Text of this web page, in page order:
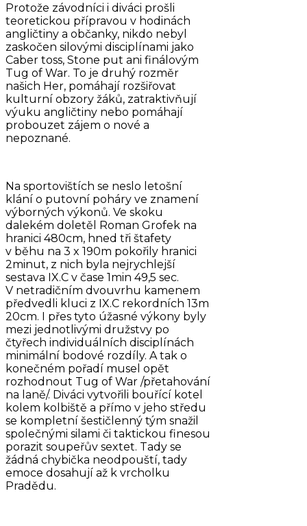
Protože závodníci i diváci prošli
teoretickou přípravou v hodinách
angličtiny a občanky, nikdo nebyl
zaskočen silovými disciplínami jako
Caber toss, Stone put ani finálovým
Tug of War. To je druhý rozměr
našich Her, pomáhají rozšiřovat
kulturní obzory žáků, zatraktivňují
výuku angličtiny nebo pomáhají
probouzet zájem o nové a
nepoznané.
Na sportovištích se neslo letošní
klání o putovní poháry ve znamení
výborných výkonů. Ve skoku
dalekém doletěl Roman Grofek na
hranici 480cm, hned tři štafety
v běhu na 3 x 190m pokořily hranici
2minut, z nich byla nejrychlejší
sestava IX.C v čase 1min 49,5 sec.
V netradičním dvouvrhu kamenem
předvedli kluci z IX.C rekordních 13m
20cm. I přes tyto úžasné výkony byly
mezi jednotlivými družstvy po
čtyřech individuálních disciplínách
minimální bodové rozdíly. A tak o
konečném pořadí musel opět
rozhodnout Tug of War /přetahování
na laně/. Diváci vytvořili bouřící kotel
kolem kolbiště a přímo v jeho středu
se kompletní šestičlenný tým snažil
společnými silami či taktickou finesou
porazit soupeřův sextet. Tady se
žádná chybička neodpouští, tady
emoce dosahují až k vrcholku
Pradědu.